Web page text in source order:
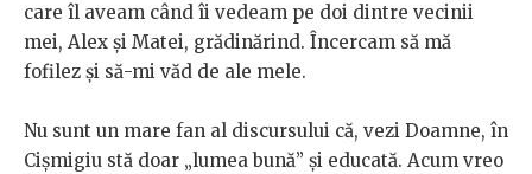
care îl aveam când îi vedeam pe doi dintre vecinii
mei, Alex și Matei, grădinărind. Încercam să mă
fofilez și să-mi văd de ale mele.
Nu sunt un mare fan al discursului că, vezi Doamne, în
Cișmigiu stă doar „lumea bună” și educată. Acum vreo